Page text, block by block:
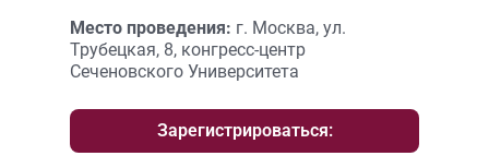
Место проведения: г. Москва, ул.
Трубецкая, 8, конгресс-центр
Сеченовского Университета
Зарегистрироваться: